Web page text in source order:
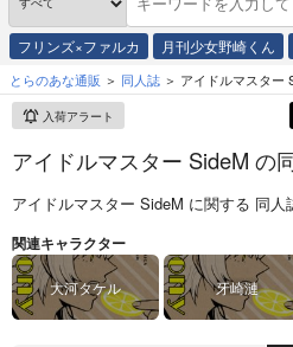
フリンズ×ファルカ 月刊少女野崎くん
とらのあな通販 同人誌 アイドルマスター
入荷アラート
アイドルマスター SideM の
アイドルマスター SideM に関する 同人
『アイドルマスター SideM』は、「ア
関連キャラクター
大河タケル 牙崎漣